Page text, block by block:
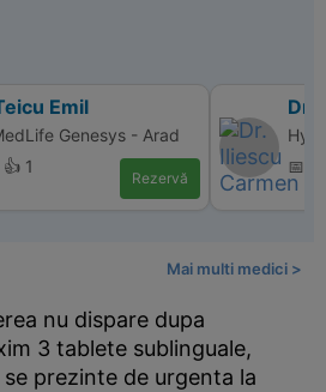
Emil
Genesys - Arad
1
Rezervă
Dr.
📅
Mai multi medici >
nu dispare dupa
3 tablete sublinguale,
prezinte de urgenta la